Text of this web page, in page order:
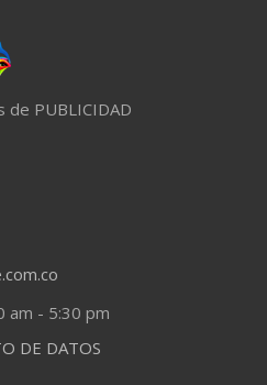
de PUBLICIDAD
am - 5:30 pm
DE DATOS